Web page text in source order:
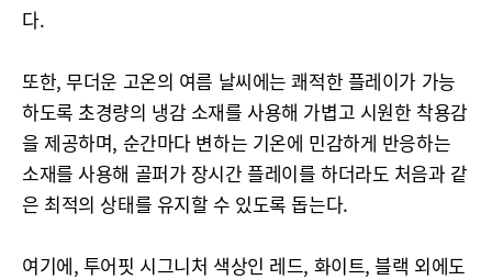
다.
또한, 무더운 고온의 여름 날씨에는 쾌적한 플레이가 가능
하도록 초경량의 냉감 소재를 사용해 가볍고 시원한 착용감
을 제공하며, 순간마다 변하는 기온에 민감하게 반응하는
소재를 사용해 골퍼가 장시간 플레이를 하더라도 처음과 같
은 최적의 상태를 유지할 수 있도록 돕는다.
여기에, 투어핏 시그니처 색상인 레드, 화이트, 블랙 외에도